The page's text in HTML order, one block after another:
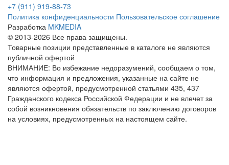
+7 (911) 919-88-73
Политика конфиденциальности Пользовательское соглашение
Разработка MKMEDIA
© 2013-2026 Все права защищены.
Товарные позиции представленные в каталоге не являются
публичной офертой
ВНИМАНИЕ: Во избежание недоразумений, сообщаем о том,
что информация и предложения, указанные на сайте не
являются офертой, предусмотренной статьями 435, 437
Гражданского кодекса Российской Федерации и не влечет за
собой возникновения обязательств по заключению договоров
на условиях, предусмотренных на настоящем сайте.